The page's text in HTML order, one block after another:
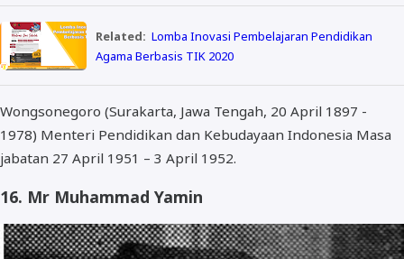
Related: Lomba Inovasi Pembelajaran Pendidikan
Agama Berbasis TIK 2020
Wongsonegoro (Surakarta, Jawa Tengah, 20 April 1897 -
1978) Menteri Pendidikan dan Kebudayaan Indonesia Masa
jabatan 27 April 1951 – 3 April 1952.
16. Mr Muhammad Yamin